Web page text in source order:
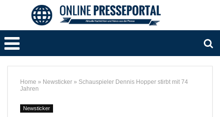
Home » Newsticker » Schauspieler Dennis Hopper stirbt mit 74
Jahren
Newsticker